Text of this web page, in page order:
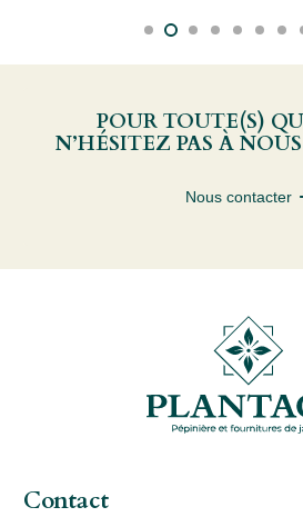
POUR TOUTE(S)
N’HÉSITEZ PAS À
Nous contacter
Contact